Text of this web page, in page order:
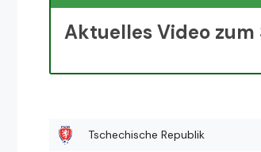
Aktuelles Video zum
Tschechische Republik